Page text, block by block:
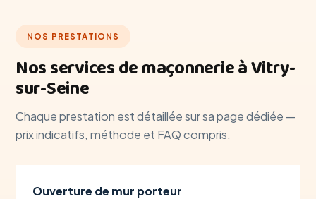
NOS PRESTATIONS
Nos services de maçonnerie à Vitry-
sur-Seine
Chaque prestation est détaillée sur sa page dédiée —
prix indicatifs, méthode et FAQ compris.
Ouverture de mur porteur